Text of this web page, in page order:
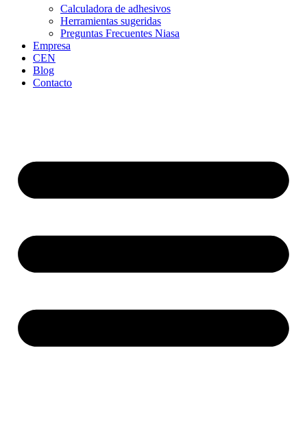
Calculadora de adhesivos
Herramientas sugeridas
Preguntas Frecuentes Niasa
Empresa
CEN
Blog
Contacto